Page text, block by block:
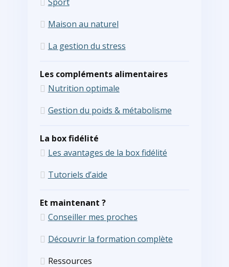
Maison au naturel
La gestion du stress
Les compléments alimentaires
Nutrition optimale
Gestion du poids & métabolisme
La box fidélité
Les avantages de la box fidélité
Tutoriels d’aide
Et maintenant ?
Conseiller mes proches
Découvrir la formation complète
Ressources